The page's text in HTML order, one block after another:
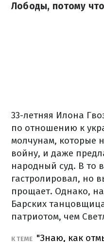
Лободы, потому
33-летняя Илона
по отношению к
молчунам, которые
войну, и даже
народный суд. В то
гастролировал, но
прощает. Однако,
Барских
патриотом, чем
К ТЕМЕ "Знаю, как